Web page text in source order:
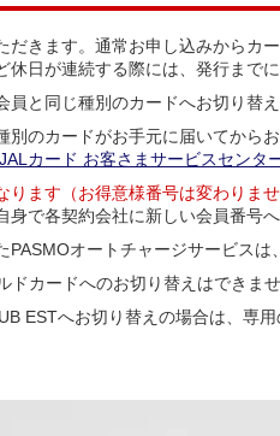
きます。通常お申し込みからカ
日が連続する際には、発行まで
と同じ種別のカードへお切り替え
のカードがお手元に届いてから
JALカード お客さまサービスセンタ
ます（お得意様番号は変わりませ
で各契約会社に新しい会員番号
オートチャージサービスは
カードへのお切り替えはできませ
ESTへお切り替えの場合は、専